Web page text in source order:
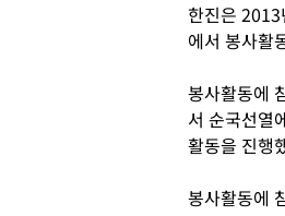
한진은 2013
에서 봉사활
봉사활동에
서 순국선열
활동을 진행
봉사활동에